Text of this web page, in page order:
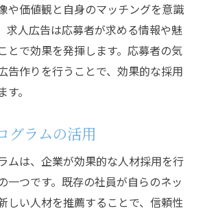
や価値観と自身のマッチングを意識
求人広告は応募者が求める情報や魅
とで効果を発揮します。応募者の気
告作りを行うことで、効果的な採用
。
グラムの活用
ムは、企業が効果的な人材採用を行
一つです。既存の社員が自らのネッ
しい人材を推薦することで、信頼性